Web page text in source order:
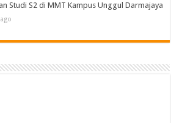
Studi S2 di MMT Kampus Unggul Darmajaya